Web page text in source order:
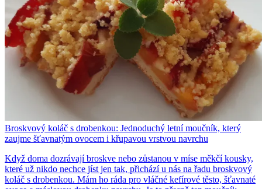
Broskvový koláč s drobenkou: Jednoduchý letní moučník, který
zaujme šťavnatým ovocem i křupavou vrstvou navrchu
Když doma dozrávají broskve nebo zůstanou v míse měkčí kousky,
které už nikdo nechce jíst jen tak, přichází u nás na řadu broskvový
koláč s drobenkou. Mám ho ráda pro vláčné kefírové těsto, šťavnaté